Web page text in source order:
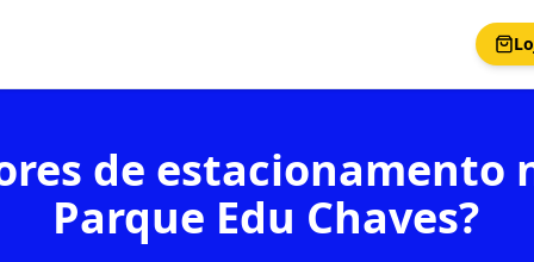
de
Parque Edu Chaves?